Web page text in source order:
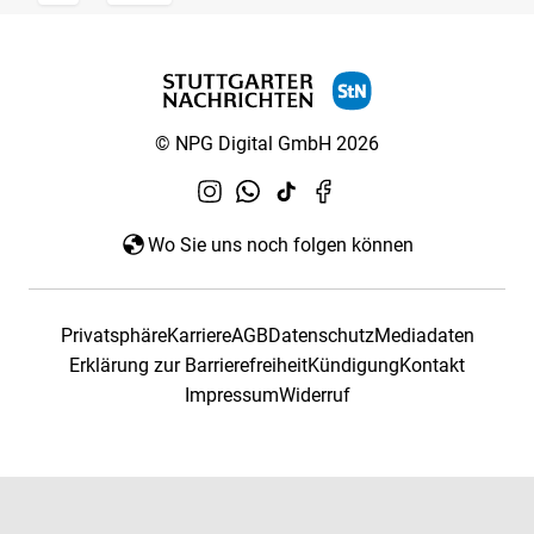
© NPG Digital GmbH 2026
Wo Sie uns noch folgen können
PrivatsphäreKarriereAGBDatenschutzMediadaten
Erklärung zur BarrierefreiheitKündigungKontakt
ImpressumWiderruf